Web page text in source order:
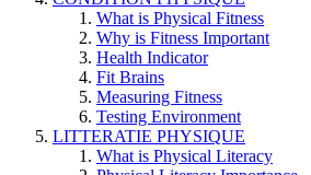
What is Physical Fitness
Why is Fitness Important
Health Indicator
Fit Brains
Measuring Fitness
Testing Environment
LITTERATIE PHYSIQUE
What is Physical Literacy